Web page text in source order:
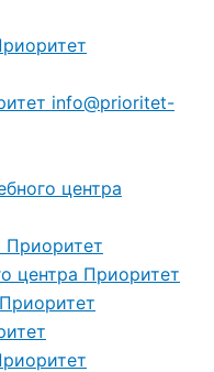
info@prioritet-